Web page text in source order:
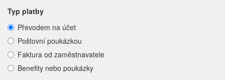
Typ platby
Převodem na účet
Poštovní poukázkou
Faktura od zaměstnavatele
Benefity nebo poukázky